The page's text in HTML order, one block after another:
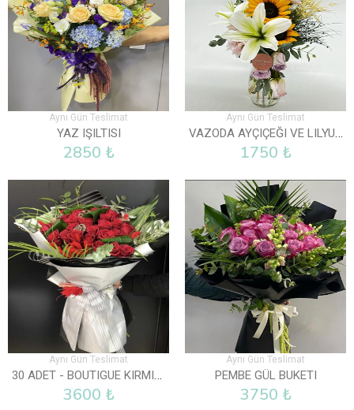
Aynı Gün Teslimat
YAZ IŞILTISI
2850 ₺
Aynı Gün Teslimat
VAZODA AYÇIÇEĞI VE LILYUM
1750 ₺
Aynı Gün Teslimat
30 ADET - BOUTIGUE KIRMIZI GÜL BUKETI
3600 ₺
Aynı Gün Teslimat
PEMBE GÜL BUKETI
3750 ₺